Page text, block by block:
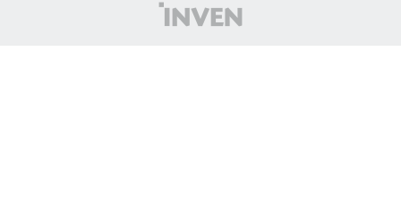
(주)
인